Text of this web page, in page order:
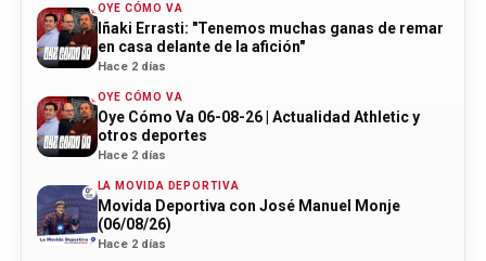
OYE CÓMO VA
Iñaki Errasti: "Tenemos muchas ganas de remar
en casa delante de la afición"
Hace 2 días
OYE CÓMO VA
Oye Cómo Va 06-08-26 | Actualidad Athletic y
otros deportes
Hace 2 días
LA MOVIDA DEPORTIVA
Movida Deportiva con José Manuel Monje
(06/08/26)
Hace 2 días